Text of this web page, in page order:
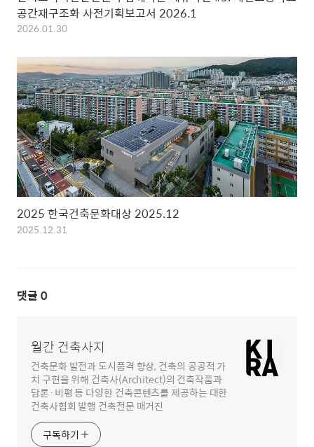
공간재구조화 사전기획보고서 2026.1
2026.01.30
2025 한국건축문화대상 2025.12
2025.12.31
댓글 0
월간 건축사지
건축문화 발전과 도시품격 향상, 건축의 공공적 가
치 구현을 위해 건축사(Architect)의 건축작품과
담론·비평 등 다양한 건축콘텐츠를 제공하는 대한
건축사협회 발행 건축전문 매거진
구독하기